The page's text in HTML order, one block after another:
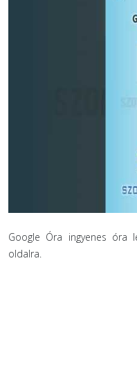
Google Óra ingyenes óra
oldalra.